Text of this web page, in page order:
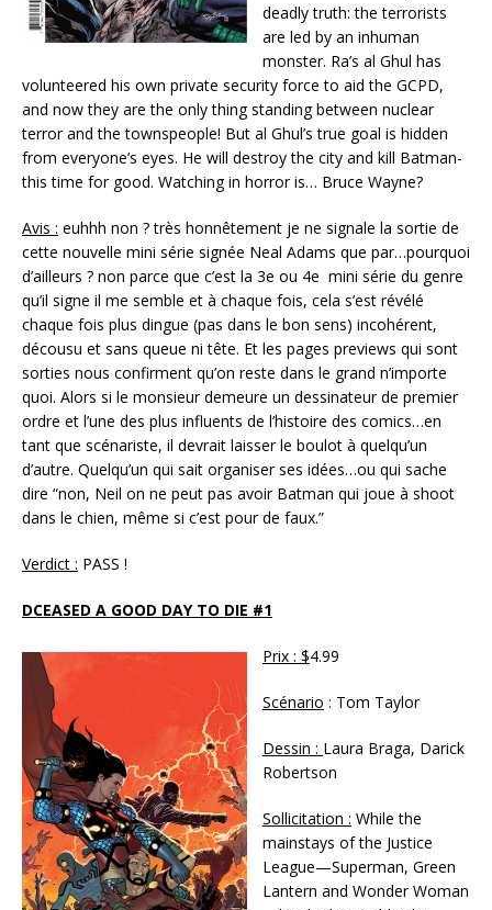
deadly truth: the terrorists
are led by an inhuman
monster. Ra’s al Ghul has
volunteered his own private security force to aid the GCPD,
and now they are the only thing standing between nuclear
terror and the townspeople! But al Ghul’s true goal is hidden
from everyone’s eyes. He will destroy the city and kill Batman-
this time for good. Watching in horror is… Bruce Wayne?
Avis : euhhh non ? très honnêtement je ne signale la sortie de
cette nouvelle mini série signée Neal Adams que par…pourquoi
d’ailleurs ? non parce que c’est la 3e ou 4e mini série du genre
qu’il signe il me semble et à chaque fois, cela s’est révélé
chaque fois plus dingue (pas dans le bon sens) incohérent,
décousu et sans queue ni tête. Et les pages previews qui sont
sorties nous confirment qu’on reste dans le grand n’importe
quoi. Alors si le monsieur demeure un dessinateur de premier
ordre et l’une des plus influents de l’histoire des comics…en
tant que scénariste, il devrait laisser le boulot à quelqu’un
d’autre. Quelqu’un qui sait organiser ses idées…ou qui sache
dire “non, Neil on ne peut pas avoir Batman qui joue à shoot
dans le chien, même si c’est pour de faux.”
Verdict : PASS !
DCEASED A GOOD DAY TO DIE #1
Prix : $4.99
Scénario : Tom Taylor
Dessin : Laura Braga, Darick
Robertson
Sollicitation : While the
mainstays of the Justice
League—Superman, Green
Lantern and Wonder Woman